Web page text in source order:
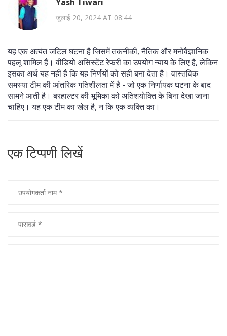
जुलाई 20, 2024 AT 08:44
यह एक अत्यंत जटिल घटना है जिसमें तकनीकी, नैतिक और मनोवैज्ञानिक
पहलू शामिल हैं। वीडियो असिस्टेंट रेफरी का उपयोग न्याय के लिए है, लेकिन
इसका अर्थ यह नहीं है कि यह निर्णयों को सही बना देता है। वास्तविक
समस्या टीम की आंतरिक गतिशीलता में है - जो एक निर्णायक घटना के बाद
सामने आती है। बरहाल्टर की भूमिका को अतिशयोक्ति के बिना देखा जाना
चाहिए। यह एक टीम का खेल है, न कि एक व्यक्ति का।
एक टिप्पणी लिखें